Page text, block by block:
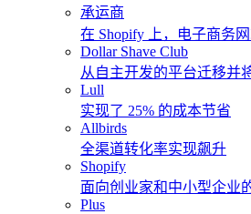
承运商
在 Shopify 上，电子商务
Dollar Shave Club
从自主开发的平台迁移并
Lull
实现了 25% 的成本节省
Allbirds
全渠道转化率实现飙升
Shopify
面向创业家和中小型企业
Plus